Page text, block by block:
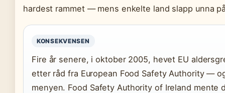
hardest rammet — mens enkelte land slapp unna
KONSEKVENSEN
Fire år senere, i oktober 2005, hevet EU
etter råd fra European Food Safety Authority —
menyen. Food Safety Authority of Ireland mente